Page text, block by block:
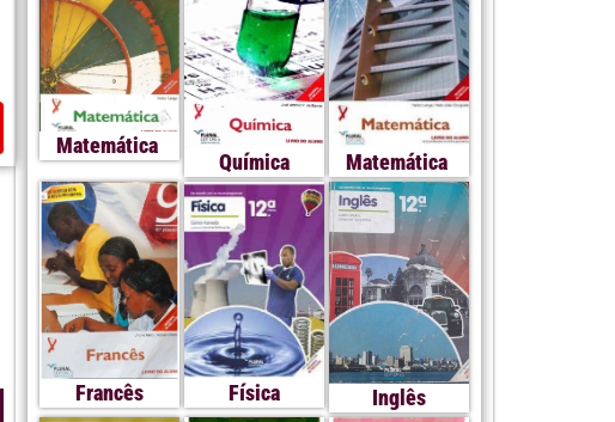
Matemática
Química Matemática
Francês Física Inglês